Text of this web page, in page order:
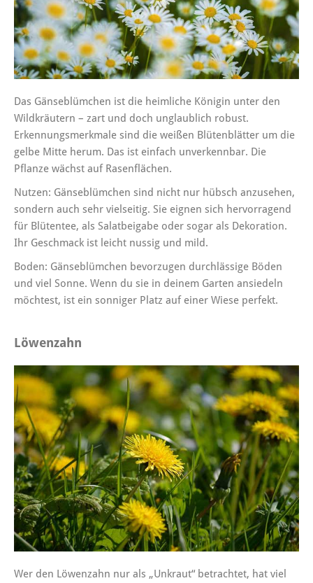
Das Gänseblümchen ist die heimliche Königin unter den
Wildkräutern – zart und doch unglaublich robust.
Erkennungsmerkmale sind die weißen Blütenblätter um die
gelbe Mitte herum. Das ist einfach unverkennbar. Die
Pflanze wächst auf Rasenflächen.
Nutzen: Gänseblümchen sind nicht nur hübsch anzusehen,
sondern auch sehr vielseitig. Sie eignen sich hervorragend
für Blütentee, als Salatbeigabe oder sogar als Dekoration.
Ihr Geschmack ist leicht nussig und mild.
Boden: Gänseblümchen bevorzugen durchlässige Böden
und viel Sonne. Wenn du sie in deinem Garten ansiedeln
möchtest, ist ein sonniger Platz auf einer Wiese perfekt.
Löwenzahn
Wer den Löwenzahn nur als „Unkraut“ betrachtet, hat viel